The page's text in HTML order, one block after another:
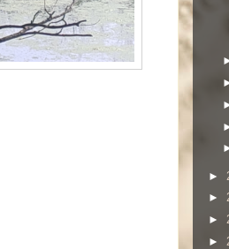
►
►
►
►